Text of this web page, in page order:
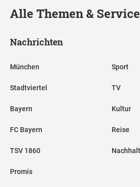
Alle Themen &
Nachrichten
München
Stadtviertel
Bayern
FC Bayern
TSV 1860
Promis
Sport
TV
Kultur
Reise